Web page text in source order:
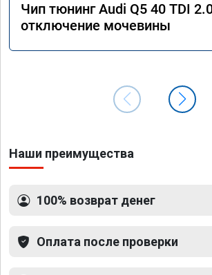
Чип тюнинг Audi Q5 40 TDI
отключение мочевины
Наши преимущества
100% возврат денег
Оплата после проверки